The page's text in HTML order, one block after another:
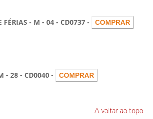
- M - 04 - CD0737 -
28 - CD0040 -
/\ voltar ao topo